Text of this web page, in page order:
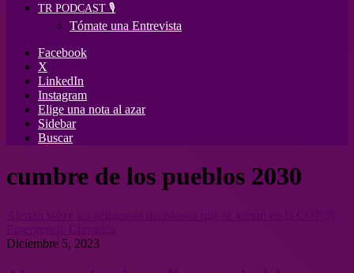
TR PODCAST 🎙️
Tómate una Entrevista
Facebook
X
LinkedIn
Instagram
Elige una nota al azar
Sidebar
Buscar
cumbre de los pueblos 2030
Diciembre 5, 2023